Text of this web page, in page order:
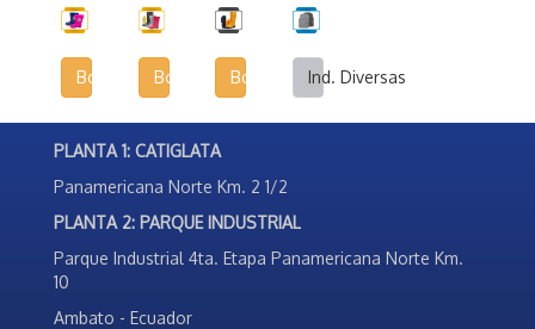
Botas InfantilesBotas AgrícolasBotas de Seguridad Industrial
Ind. Diversas
PLANTA 1: CATIGLATA
Panamericana Norte Km. 2 1/2
PLANTA 2: PARQUE INDUSTRIAL
Parque Industrial 4ta. Etapa Panamericana Norte Km.
10
Ambato - Ecuador